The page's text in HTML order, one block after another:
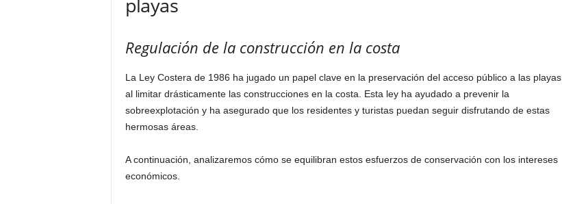
playas
Regulación de la construcción en la costa
La Ley Costera de 1986 ha jugado un papel clave en la preservación del acceso público a las playas
al limitar drásticamente las construcciones en la costa. Esta ley ha ayudado a prevenir la
sobreexplotación y ha asegurado que los residentes y turistas puedan seguir disfrutando de estas
hermosas áreas.
A continuación, analizaremos cómo se equilibran estos esfuerzos de conservación con los intereses
económicos.